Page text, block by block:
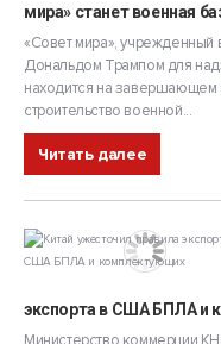
мира» станет военная
«Совет мира»,
Дональдом Трампом для
находится на завершающем
строительство военной...
Читать далее
экспорта в США БПЛА и
Министерство коммерции